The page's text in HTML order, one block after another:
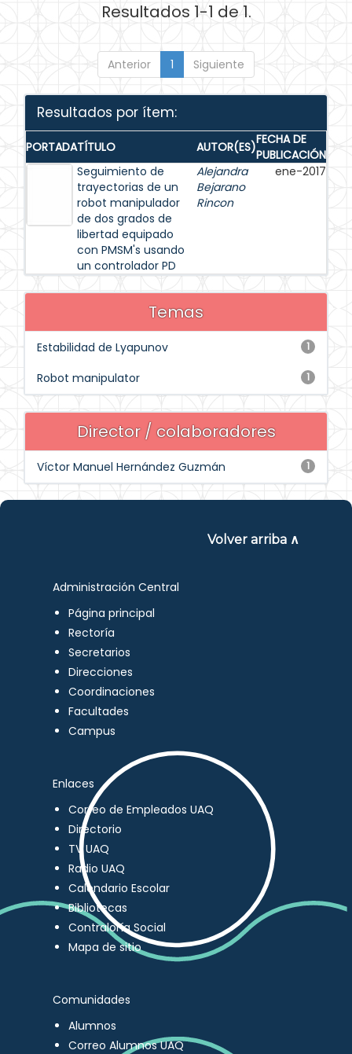
Resultados 1-1 de 1.
Anterior 1 Siguiente
Resultados por ítem:
PORTADATÍTULO AUTOR(ES)FECHA DE
PUBLICACIÓN
Seguimiento de
trayectorias de un
robot manipulador
de dos grados de
libertad equipado
con PMSM's usando
un controlador PD
Alejandra
Bejarano
Rincon
ene-2017
Temas
1
Estabilidad de Lyapunov
1
Robot manipulator
Director / colaboradores
1
Víctor Manuel Hernández Guzmán
Volver arriba ∧
Administración Central
Página principal
Rectoría
Secretarios
Direcciones
Coordinaciones
Facultades
Campus
Enlaces
Correo de Empleados UAQ
Directorio
TV UAQ
Radio UAQ
Calendario Escolar
Bibliotecas
Contraloría Social
Mapa de sitio
Comunidades
Alumnos
Correo Alumnos UAQ